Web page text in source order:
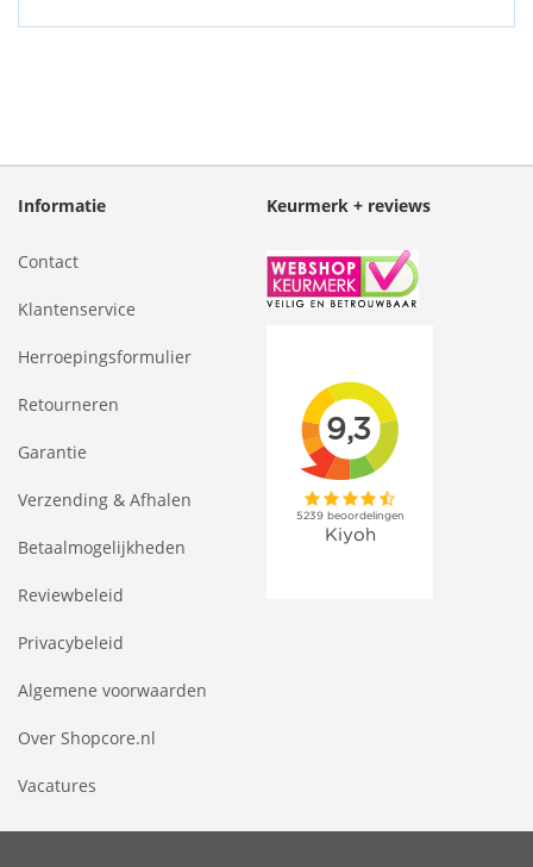
Informatie
Contact
Klantenservice
Herroepingsformulier
Retourneren
Garantie
Verzending & Afhalen
Betaalmogelijkheden
Reviewbeleid
Privacybeleid
Algemene voorwaarden
Over Shopcore.nl
Vacatures
Keurmerk + reviews